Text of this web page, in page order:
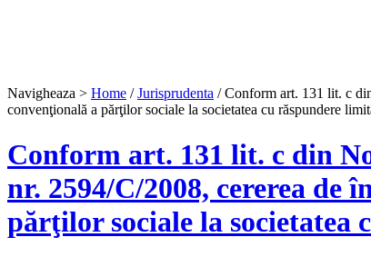
Navigheaza > Home /Jurisprudenta / Conform art. 131 lit. c
convenţională a părţilor sociale la societatea cu răspundere
Conform art. 131 lit. c din
nr. 2594/C/2008, cererea
părţilor sociale la societatea